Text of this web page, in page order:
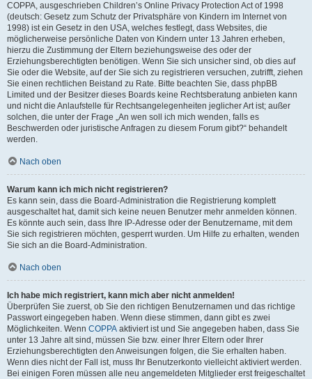
COPPA, ausgeschrieben Children’s Online Privacy Protection Act of 1998
(deutsch: Gesetz zum Schutz der Privatsphäre von Kindern im Internet von
1998) ist ein Gesetz in den USA, welches festlegt, dass Websites, die
möglicherweise persönliche Daten von Kindern unter 13 Jahren erheben,
hierzu die Zustimmung der Eltern beziehungsweise des oder der
Erziehungsberechtigten benötigen. Wenn Sie sich unsicher sind, ob dies auf
Sie oder die Website, auf der Sie sich zu registrieren versuchen, zutrifft, ziehen
Sie einen rechtlichen Beistand zu Rate. Bitte beachten Sie, dass phpBB
Limited und der Besitzer dieses Boards keine Rechtsberatung anbieten kann
und nicht die Anlaufstelle für Rechtsangelegenheiten jeglicher Art ist; außer
solchen, die unter der Frage „An wen soll ich mich wenden, falls es
Beschwerden oder juristische Anfragen zu diesem Forum gibt?“ behandelt
werden.
Nach oben
Warum kann ich mich nicht registrieren?
Es kann sein, dass die Board-Administration die Registrierung komplett
ausgeschaltet hat, damit sich keine neuen Benutzer mehr anmelden können.
Es könnte auch sein, dass Ihre IP-Adresse oder der Benutzername, mit dem
Sie sich registrieren möchten, gesperrt wurden. Um Hilfe zu erhalten, wenden
Sie sich an die Board-Administration.
Nach oben
Ich habe mich registriert, kann mich aber nicht anmelden!
Überprüfen Sie zuerst, ob Sie den richtigen Benutzernamen und das richtige
Passwort eingegeben haben. Wenn diese stimmen, dann gibt es zwei
Möglichkeiten. Wenn COPPA aktiviert ist und Sie angegeben haben, dass Sie
unter 13 Jahre alt sind, müssen Sie bzw. einer Ihrer Eltern oder Ihrer
Erziehungsberechtigten den Anweisungen folgen, die Sie erhalten haben.
Wenn dies nicht der Fall ist, muss Ihr Benutzerkonto vielleicht aktiviert werden.
Bei einigen Foren müssen alle neu angemeldeten Mitglieder erst freigeschaltet